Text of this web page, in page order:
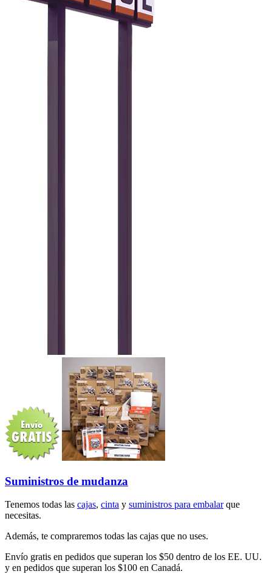
Suministros de mudanza
Tenemos todas las cajas, cinta y suministros para embalarque
necesitas.
Además, te compraremos todas las cajas que no uses.
Envío gratis en pedidos que superan los $50 dentro de los EE. UU.
y en pedidos que superan los $100 en Canadá.